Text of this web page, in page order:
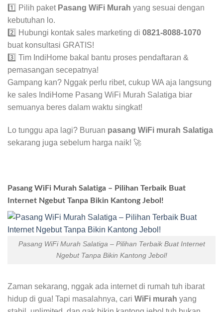
1️⃣ Pilih paket Pasang WiFi Murah yang sesuai dengan
kebutuhan lo.
2️⃣ Hubungi kontak sales marketing di 0821-8088-1070
buat konsultasi GRATIS!
3️⃣ Tim IndiHome bakal bantu proses pendaftaran &
pemasangan secepatnya!
Gampang kan? Nggak perlu ribet, cukup WA aja langsung
ke sales IndiHome Pasang WiFi Murah Salatiga biar
semuanya beres dalam waktu singkat!
Lo tunggu apa lagi? Buruan pasang WiFi murah Salatiga
sekarang juga sebelum harga naik! 🚀
Pasang WiFi Murah Salatiga – Pilihan Terbaik Buat
Internet Ngebut Tanpa Bikin Kantong Jebol!
Pasang WiFi Murah Salatiga – Pilihan Terbaik Buat Internet
Ngebut Tanpa Bikin Kantong Jebol!
Zaman sekarang, nggak ada internet di rumah tuh ibarat
hidup di gua! Tapi masalahnya, cari WiFi murah yang